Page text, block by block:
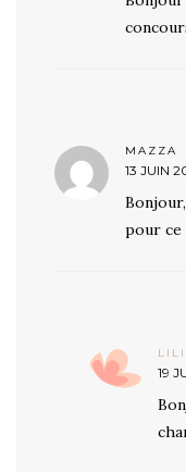
MAZZA
13 JUIN
pour ce
LILI
19